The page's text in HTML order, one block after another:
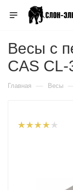
Весы с
CAS
Главная — Весы